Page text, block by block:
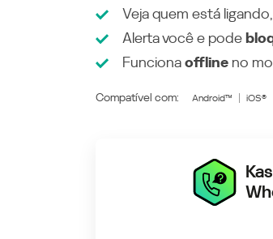
Veja quem está ligando,
Alerta você e pode
Funcionaoffline no
Compatível com: Android™ iOS®